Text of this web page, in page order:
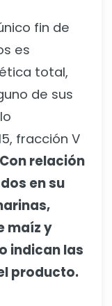
fin de
es
total,
de sus
fracción V
Con relación
en su
maíz y
indican las
producto.